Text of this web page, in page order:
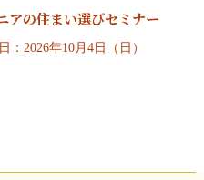
アの住まい選びセミナー
：2026年10月4日（日）